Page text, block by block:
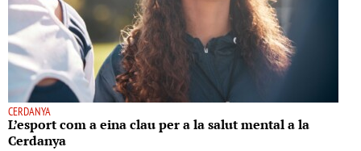
CERDANYA
L’esport com a eina clau per a la salut mental a la
Cerdanya